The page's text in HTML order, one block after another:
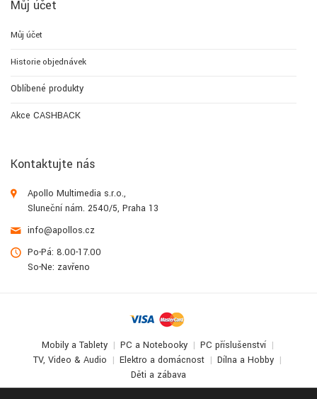
Můj účet
Můj účet
Historie objednávek
Oblíbené produkty
Akce CASHBACK
Kontaktujte nás
Apollo Multimedia s.r.o.,
Sluneční nám. 2540/5, Praha 13
info@apollos.cz
Po-Pá: 8.00-17.00
So-Ne: zavřeno
Mobily a Tablety PC a Notebooky
PC příslušenství
TV, Video & Audio
Elektro a domácnost
Dílna a Hobby
Děti a zábava